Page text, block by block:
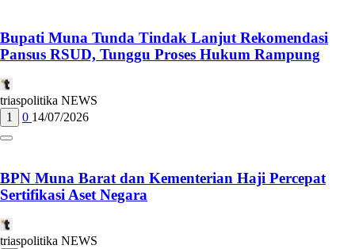
Bupati Muna Tunda Tindak Lanjut Rekomendasi
Pansus RSUD, Tunggu Proses Hukum Rampung
triaspolitika NEWS
1
0 14/07/2026
BPN Muna Barat dan Kementerian Haji Percepat
Sertifikasi Aset Negara
triaspolitika NEWS